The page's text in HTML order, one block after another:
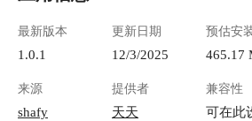
最新版本
1.0.1
更新日期
12/3/2025
预估安
465.17
来源
shafy
提供者
天天
兼容性
可在此